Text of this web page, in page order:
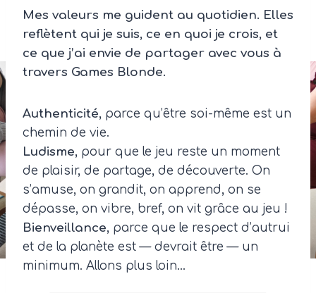
Mes valeurs me guident au quotidien. Elles
reflètent qui je suis, ce en quoi je crois, et
ce que j’ai envie de partager avec vous à
travers Games Blonde.
Authenticité, parce qu’être soi-même est un
chemin de vie.
Ludisme, pour que le jeu reste un moment
de plaisir, de partage, de découverte. On
s’amuse, on grandit, on apprend, on se
dépasse, on vibre, bref, on vit grâce au jeu !
Bienveillance, parce que le respect d’autrui
et de la planète est — devrait être — un
minimum. Allons plus loin…